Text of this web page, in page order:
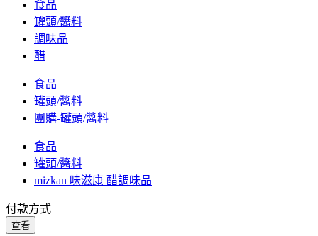
食品
罐頭/醬料
調味品
醋
食品
罐頭/醬料
團購-罐頭/醬料
食品
罐頭/醬料
mizkan 味滋康 醋調味品
付款方式
查看